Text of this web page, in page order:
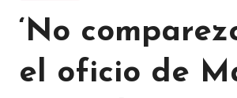
‘No
el oficio de